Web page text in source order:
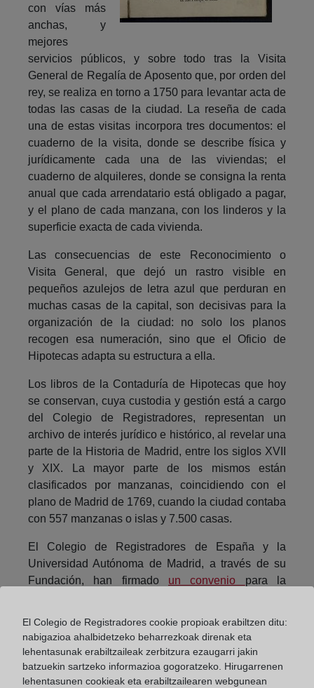
con vías más
anchas, y
mejores
servicios públicos, y sobre todo tras la Visita
General de Regalía de Aposento que, por orden del
rey, se realiza en torno a 1750 para levantar acta de
todas las casas de la ciudad. La reseña de cada
una de estas visitas incorpora tres documentos: el
cuaderno de la visita, donde se describe física y
jurídicamente cada una de las viviendas; el
cuaderno de alquileres, donde se consigna la renta
anual que cada arrendatario está obligado a pagar,
y el plano de cada manzana, con los linderos y la
superficie exacta de cada vivienda.
Las consecuencias de este Reconocimiento o
Visita General, que dejó un rastro visible en
pequeños azulejos de letra azul que perduran en
muchas casas de la capital, son decisivas para la
organización de la ciudad: no solo los planos
recogen esa numeración, sino que el Oficio de
Hipotecas adapta su estructura a ella.
Los libros de la Contaduría de Hipotecas que hoy
se conservan, cuya custodia y gestión está a cargo
del Colegio de Registradores, representan un
archivo de interés jurídico e histórico, al revelar una
parte de la Historia de Madrid, entre los siglos XVII
y XIX. La mayor parte de los mismos están
clasificados por manzanas, coincidiendo con el
plano de Madrid de 1769, cuando la ciudad contaba
con 557 manzanas o islas y 7.500 casas.
El Colegio de Registradores de España y la
Universidad Autónoma de Madrid, a través de su
Fundación, han firmado un convenio para la
fondos documentales.
Esta iniciativa, cuyo objetivo final consiste en poner
a disposición de la comunidad científica y de la
El Colegio de Registradores cookie propioak erabiltzen ditu:
nabigazioa ahalbidetzeko beharrezkoak direnak eta
lehentasunak erabiltzaileak zerbitzura ezaugarri jakin
batzuekin sartzeko informazioa gogoratzeko. Hirugarrenen
lehentasunen cookieak eta erabiltzailearen webgunean